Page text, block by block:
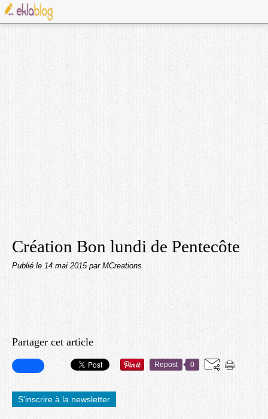
Création Bon lundi de Pentecôte
Publié le 14 mai 2015 par MCreations
Partager cet article
Repost 0
S'inscrire à la newsletter